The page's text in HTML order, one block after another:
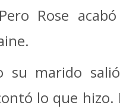
Rose
su marido
lo que hizo.